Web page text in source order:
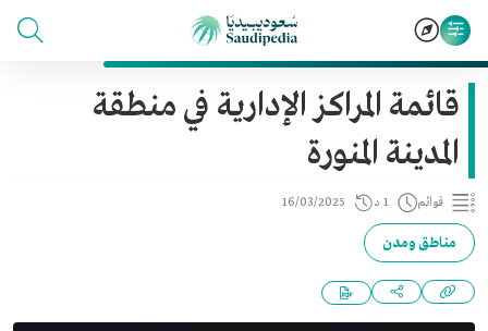
قائمة المراكز الإدارية في منطقة
المدينة المنورة
قوائم 1 د 16/03/2025
مناطق ومدن